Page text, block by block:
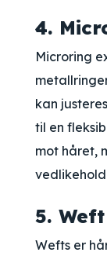
4.
Microring
kan
til en
mot håret,
5.
Wefts er